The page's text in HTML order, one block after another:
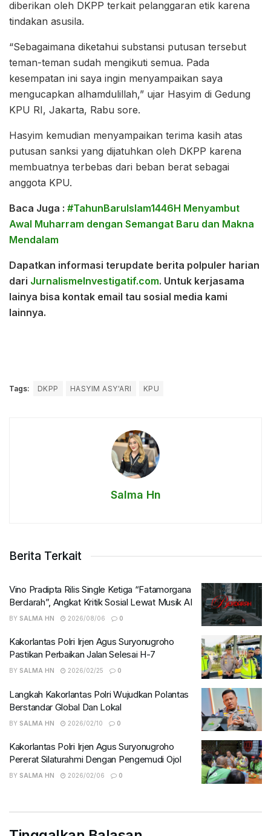
diberikan oleh DKPP terkait pelanggaran etik karena
tindakan asusila.
“Sebagaimana diketahui substansi putusan tersebut
teman-teman sudah mengikuti semua. Pada
kesempatan ini saya ingin menyampaikan saya
mengucapkan alhamdulillah,” ujar Hasyim di Gedung
KPU RI, Jakarta, Rabu sore.
Hasyim kemudian menyampaikan terima kasih atas
putusan sanksi yang dijatuhkan oleh DKPP karena
membuatnya terbebas dari beban berat sebagai
anggota KPU.
Baca Juga : #TahunBaruIslam1446H Menyambut
Awal Muharram dengan Semangat Baru dan Makna
Mendalam
Dapatkan informasi terupdate berita polpuler harian
dari JurnalismeInvestigatif.com. Untuk kerjasama
lainya bisa kontak email tau sosial media kami
lainnya.
Tags: DKPP HASYIM ASY'ARI KPU
Salma Hn
Berita Terkait
Vino Pradipta Rilis Single Ketiga “Fatamorgana
Berdarah”, Angkat Kritik Sosial Lewat Musik AI
BY SALMA HN 2026/08/06 0
Kakorlantas Polri Irjen Agus Suryonugroho
Pastikan Perbaikan Jalan Selesai H-7
BY SALMA HN 2026/02/25 0
Langkah Kakorlantas Polri Wujudkan Polantas
Berstandar Global Dan Lokal
BY SALMA HN 2026/02/10 0
Kakorlantas Polri Irjen Agus Suryonugroho
Pererat Silaturahmi Dengan Pengemudi Ojol
BY SALMA HN 2026/02/06 0